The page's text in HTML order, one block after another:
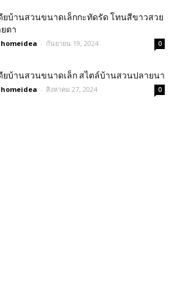
ยบ้านสวนขนาดเล็กกะทัดรัด โทนสีขาวสวย
ตา
- กันยายน 19, 2024 0
ยบ้านสวนขนาดเล็ก สไตล์บ้านสวนปลายนา
- สิงหาคม 27, 2024 0